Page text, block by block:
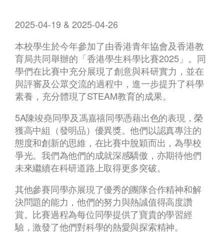
2025-04-19 & 2025-04-26
本校學生於今年參加了由香港青年協會及香港教
育局共同舉辦的「香港學生科學比賽2025」。同
學們在比賽中充分展現了創意與科研實力，並在
與評審及公眾交流的過程中，進一步提升了科學
素養，充分體現了STEAM教育的成果。
5A陳竣堯同學及馮嘉禧同學憑藉出色的表現，榮
獲高中組（發明品）優異獎。他們以認真專注的
態度和創新的思維，在比賽中脫穎而出，為學校
爭光。我們為他們的成就深感驕傲，亦期待他們
未來繼續在科研道路上取得更多突破。
其他參賽同學亦展現了優秀的團隊合作精神和解
決問題的能力，他們的努力與熱誠值得高度讚
賞。比賽過程為每位同學提供了寶貴的學習經
驗，激發了他們對科學的熱愛與探索精神。